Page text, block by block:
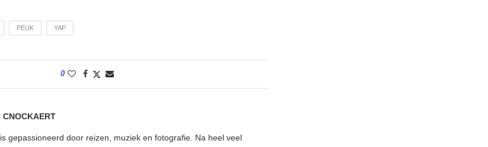
PEUK YAP
0
CNOCKAERT
gepassioneerd door reizen, muziek en fotografie. Na heel veel